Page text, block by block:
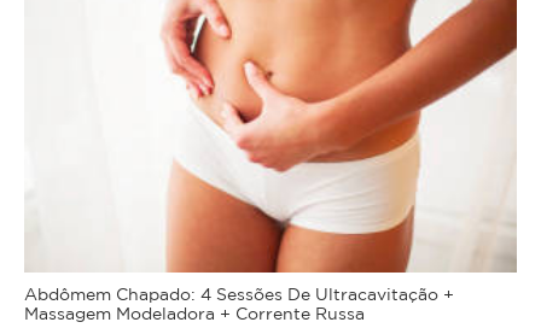
Abdômem Chapado: 4 Sessões De Ultracavitação +
Massagem Modeladora + Corrente Russa